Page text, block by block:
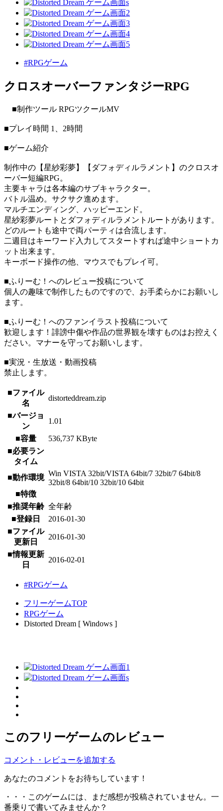
#RPGゲーム
クロスオーバーファンタジーRPG
■制作ツール RPGツクールMV
■プレイ時間 1、2時間
■ゲーム紹介
制作中の【星紗彩夢】【ダフォディルラメント】のクロスオ
ーバー短編RPG。
主要キャラは各本編のサブキャラクター。
バトル温め。サクサク進めます。
マルチエンディング、ハッピーエンド。
星紗彩夢ルートとダフォディルラメントルートがあります。
どのルートも途中で両パーティは合流します。
二週目はキーワード入力してスタートすれば途中ショートカ
ット出来ます。
キーボード操作の他、マウスでもプレイ可。
■ふりーむ！へのレビュー投稿について
個人の趣味で制作したものですので、お手柔らかにお願いし
ます。
■ふりーむ！へのファンイラスト投稿について
歓迎します！誹謗中傷や作品の世界観を壊すものはお控えく
ださい。マナーを守ってお願いします。
■実況・生放送・動画投稿
禁止します。
■ファイル
名
distorteddream.zip
■バージョ
ン
1.01
■容量
536,737 KByte
■必要ラン
タイム
■動作環境 Win VISTA 32bit/VISTA 64bit/7 32bit/7 64bit/8
32bit/8 64bit/10 32bit/10 64bit
■特徴
■推奨年齢 全年齢
■登録日
2016-01-30
■ファイル
更新日
2016-01-30
■情報更新
日
2016-02-01
#RPGゲーム
フリーゲームTOP
RPGゲーム
Distorted Dream [ Windows ]
このフリーゲームのレビュー
コメント・レビューを追加する
あなたのコメントをお待ちしています！
・・・このゲームには、まだ感想が投稿されていません。一
番乗りで書いてみませんか？